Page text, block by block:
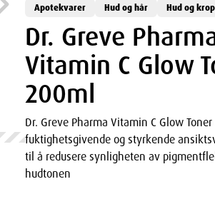
Apotekvarer Hud og hår Hud og
Dr. Greve
Vitamin C Glow
200ml
Dr. Greve Pharma Vitamin C Glow
fuktighetsgivende og styrkende
til å redusere synligheten av
hudtonen